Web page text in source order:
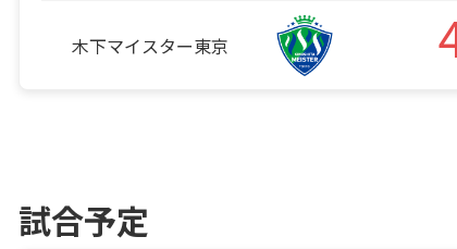
木下マイスター東京
試合予定